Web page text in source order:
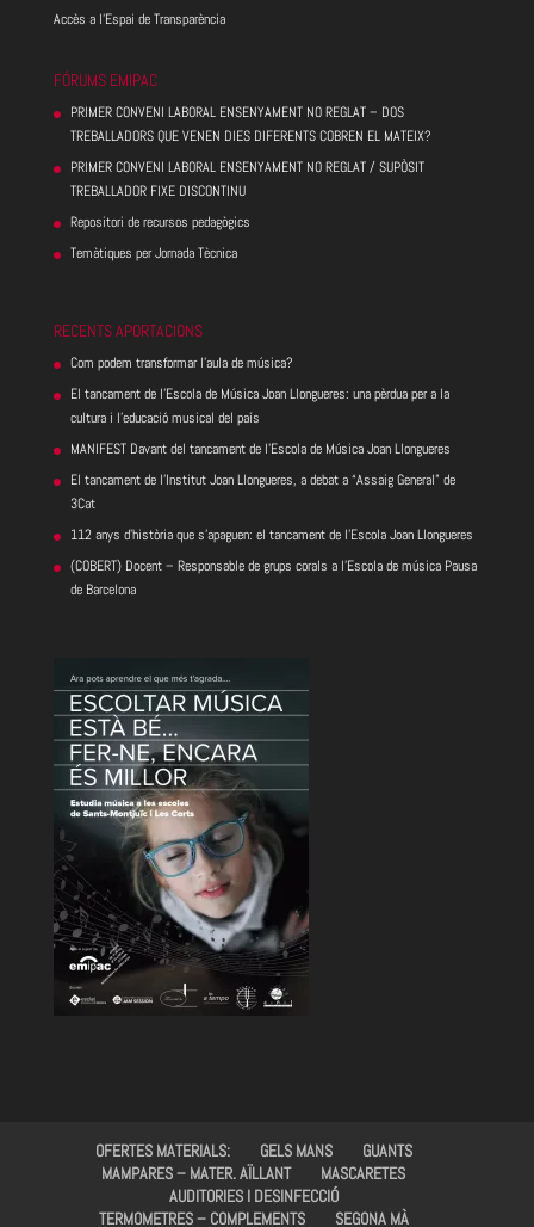
Accès a l’Espai de Transparència
FÓRUMS EMIPAC
PRIMER CONVENI LABORAL ENSENYAMENT NO REGLAT – DOS
TREBALLADORS QUE VENEN DIES DIFERENTS COBREN EL MATEIX?
PRIMER CONVENI LABORAL ENSENYAMENT NO REGLAT / SUPÒSIT
TREBALLADOR FIXE DISCONTINU
Repositori de recursos pedagògics
Temàtiques per Jornada Tècnica
RECENTS APORTACIONS
Com podem transformar l’aula de música?
El tancament de l’Escola de Música Joan Llongueres: una pèrdua per a la
cultura i l’educació musical del país
MANIFEST Davant del tancament de l’Escola de Música Joan Llongueres
El tancament de l’Institut Joan Llongueres, a debat a “Assaig General” de
3Cat
112 anys d’història que s’apaguen: el tancament de l’Escola Joan Llongueres
(COBERT) Docent – Responsable de grups corals a l’Escola de música Pausa
de Barcelona
OFERTES MATERIALS: GELS MANS
GUANTS
MAMPARES – MATER. AÏLLANT
MASCARETES
AUDITORIES I DESINFECCIÓ
TERMOMETRES – COMPLEMENTS
SEGONA MÀ